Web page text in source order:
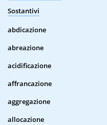
Sostantivi
abdicazione
abreazione
acidificazione
affrancazione
aggregazione
allocazione